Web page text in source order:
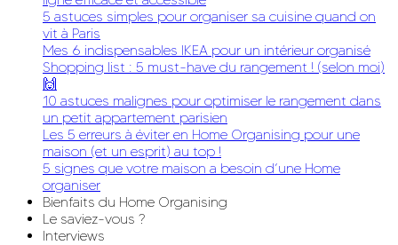
5 astuces simples pour organiser sa cuisine quand on
vit à Paris
Mes 6 indispensables IKEA pour un intérieur organisé
Shopping list : 5 must-have du rangement ! (selon moi)
🙌
10 astuces malignes pour optimiser le rangement dans
un petit appartement parisien
Les 5 erreurs à éviter en Home Organising pour une
maison (et un esprit) au top !
5 signes que votre maison a besoin d’une Home
organiser
Bienfaits du Home Organising
Le saviez-vous ?
Interviews